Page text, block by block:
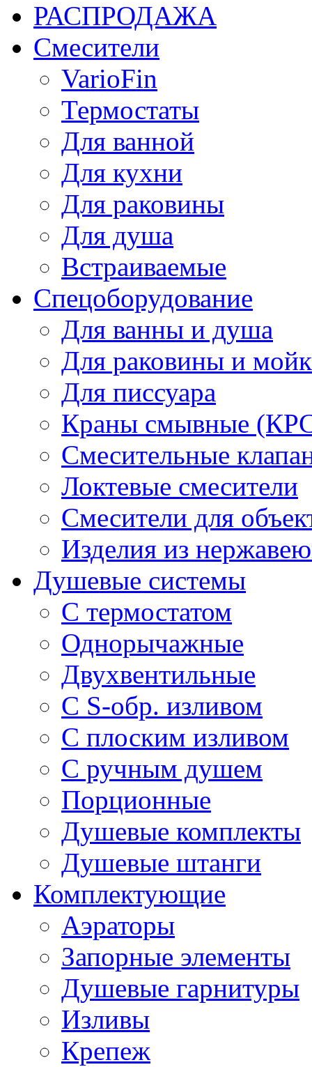
РАСПРОДАЖА
Смесители
VarioFin
Термостаты
Для ванной
Для кухни
Для раковины
Для душа
Встраиваемые
Спецоборудование
Для ванны и душа
Для раковины и
Для писсуара
Краны смывные
Смесительные
Локтевые смесители
Смесители для
Изделия из
Душевые системы
С термостатом
Однорычажные
Двухвентильные
С S-обр. изливом
С плоским изливом
С ручным душем
Порционные
Душевые комплекты
Душевые штанги
Комплектующие
Аэраторы
Запорные элементы
Душевые гарнитуры
Изливы
Крепеж